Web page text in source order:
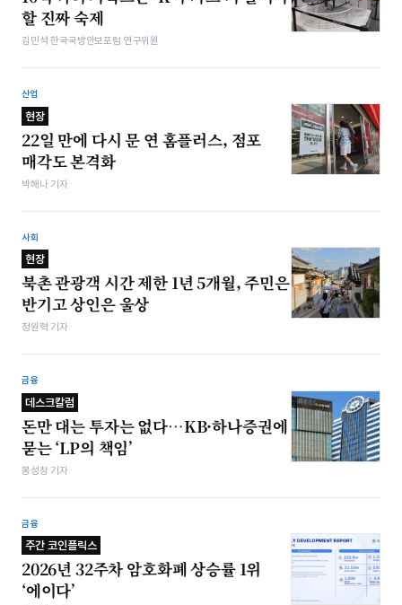
할 진짜 숙제
김민석 한국국방안보포럼 연구위원
산업
현장
22일 만에 다시 문 연 홈플러스, 점포
매각도 본격화
박해나 기자
사회
현장
북촌 관광객 시간 제한 1년 5개월, 주민은
반기고 상인은 울상
정원혁 기자
금융
데스크칼럼
돈만 대는 투자는 없다…KB·하나증권에
묻는 ‘LP의 책임’
봉성창 기자
금융
주간 코인플릭스
2026년 32주차 암호화폐 상승률 1위
‘에이다’